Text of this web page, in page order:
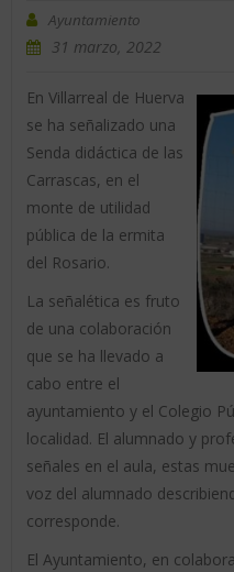
Ayuntamiento
31 marzo, 2022
En Villarreal de Huerva
se ha señalizado una
Senda didáctica de las
Carrascas, en el
monte de utilidad
pública de la ermita
del Rosario.
La señalética es fruto
de una colaboración
que se ha llevado a
cabo entre el
ayuntamiento y el Colegio
localidad. El alumnado y
señales en el aula, estas
voz del alumnado
corresponde.
El Ayuntamiento, en